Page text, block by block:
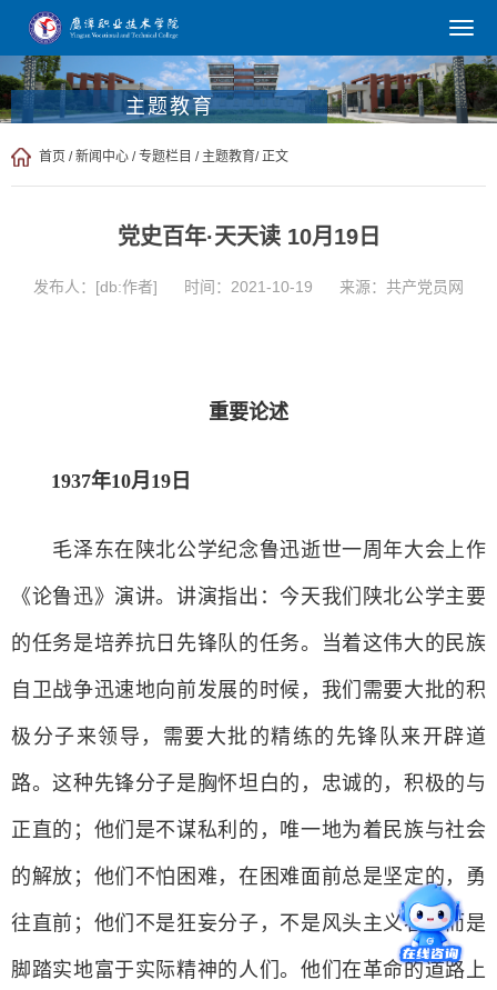
主题教育
首页 /新闻中心 /专题栏目 / 主题教育/ 正文
党史百年·天天读 10月19日
发布人：[db:作者] 时间：2021-10-19 来源：共产党员网
重要论述
1937年10月19日
毛泽东在陕北公学纪念鲁迅逝世一周年大会上作
《论鲁迅》演讲。讲演指出：今天我们陕北公学主要
的任务是培养抗日先锋队的任务。当着这伟大的民族
自卫战争迅速地向前发展的时候，我们需要大批的积
极分子来领导，需要大批的精练的先锋队来开辟道
路。这种先锋分子是胸怀坦白的，忠诚的，积极的与
正直的；他们是不谋私利的，唯一地为着民族与社会
的解放；他们不怕困难，在困难面前总是坚定的，勇
往直前；他们不是狂妄分子，不是风头主义者，而是
脚踏实地富于实际精神的人们。他们在革命的道路上